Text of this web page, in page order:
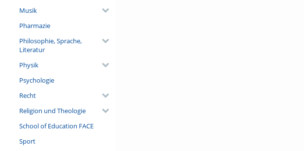
Musik
Pharmazie
Philosophie, Sprache,
Literatur
Physik
Psychologie
Recht
Religion und Theologie
School of Education FACE
Sport